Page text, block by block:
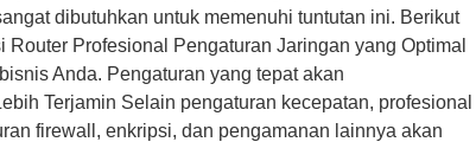
dibutuhkan untuk memenuhi tuntutan ini. Berikut
Profesional Pengaturan Jaringan yang Optimal
Anda. Pengaturan yang tepat akan
Terjamin Selain pengaturan kecepatan, profesional
firewall, enkripsi, dan pengamanan lainnya akan